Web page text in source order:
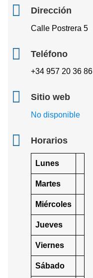
Dirección
Calle Postrera 5
Teléfono
+34 957 20 36 86
Sitio web
No disponible
Horarios
Lunes
Martes
Miércoles
Jueves
Viernes
Sábado